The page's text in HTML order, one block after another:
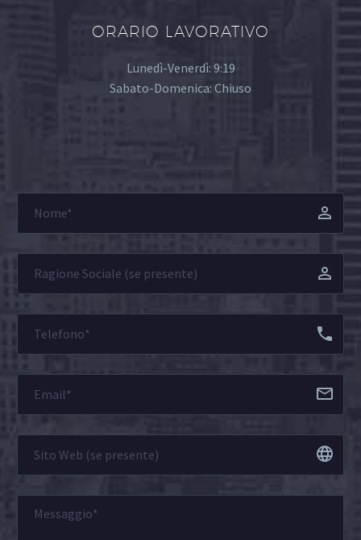
ORARIO LAVORATIVO
Lunedì-Venerdì: 9:19
Sabato-Domenica: Chiuso